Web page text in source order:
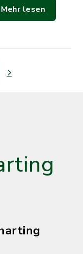
Mehr lesen